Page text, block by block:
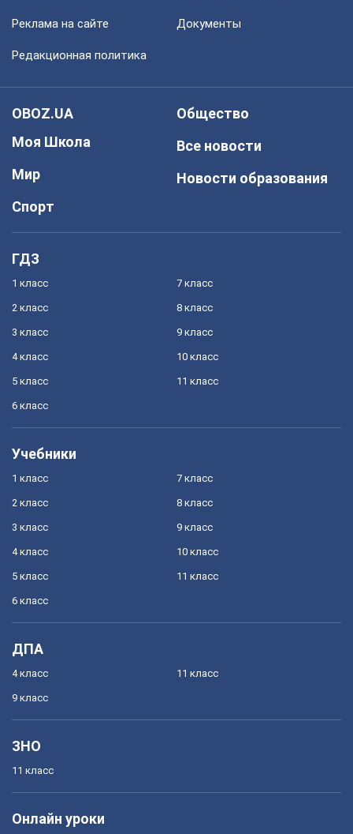
Реклама на сайте Документы
Редакционная политика
OBOZ.UA
Моя Школа
Мир
Спорт
Общество
Все новости
Новости образования
ГДЗ
1 класс
2 класс
3 класс
4 класс
5 класс
6 класс
7 класс
8 класс
9 класс
10 класс
11 класс
Учебники
1 класс
2 класс
3 класс
4 класс
5 класс
6 класс
7 класс
8 класс
9 класс
10 класс
11 класс
ДПА
4 класс
9 класс
11 класс
ЗНО
11 класс
Онлайн уроки